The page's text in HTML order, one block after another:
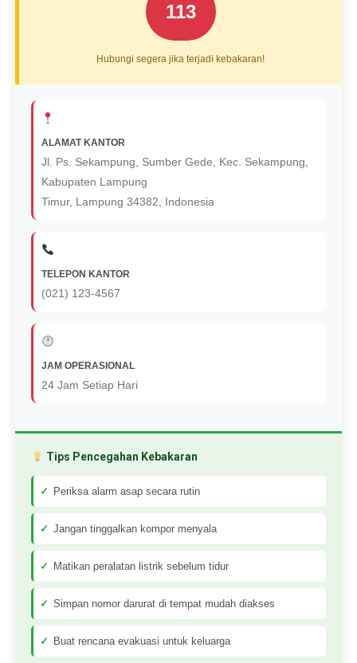
113
Hubungi segera jika terjadi kebakaran!
ALAMAT KANTOR
Jl. Ps. Sekampung, Sumber Gede, Kec. Sekampung,
Kabupaten Lampung
Timur, Lampung 34382, Indonesia
TELEPON KANTOR
(021) 123-4567
JAM OPERASIONAL
24 Jam Setiap Hari
Tips Pencegahan Kebakaran
Periksa alarm asap secara rutin
Jangan tinggalkan kompor menyala
Matikan peralatan listrik sebelum tidur
Simpan nomor darurat di tempat mudah diakses
Buat rencana evakuasi untuk keluarga